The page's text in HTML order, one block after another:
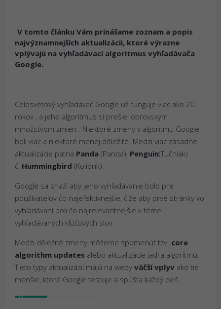
V tomto článku Vám prinášame zoznam a popis
najvýznamnejších aktualizácii, ktoré výrazne
vplývajú na vyhľadávací algoritmus vyhľadávača
Google.
Celosvetový vyhľadávač Google už funguje viac ako 20
rokov , a jeho algoritmus si prešiel obrovským
množstvom zmien . Niektoré zmeny v algoritmu Google
boli viac a niektoré menej dôležité. Medzi viac zásadne
aktualizácie patria Panda (Panda), Penguin(Tučniak)
či Hummingbird (Kolibrík).
Google sa snaží aby jeho vyhľadávanie bolo pre
používateľov čo najefektívnejšie, čiže aby prvé stránky vo
vyhľadávaní boli čo najrelevantnejšie k téme
vyhľadávaných kľúčových slov.
Medzi dôležité zmeny môžeme spomenúť tzv. core
algorithm updates alebo aktualizácie jadra algoritmu.
Tieto typy aktualizácií majú na weby väčší vplyv ako tie
menšie, ktoré Google testuje a spúšťa každý deň.